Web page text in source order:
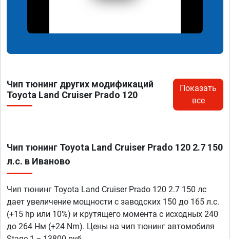
Чип тюнинг других модификаций
Toyota Land Cruiser Prado 120
Показать
все
Чип тюнинг Toyota Land Cruiser Prado 120 2.7 150
л.с. в Иваново
Чип тюнинг Toyota Land Cruiser Prado 120 2.7 150 лс
дает увеличение мощности с заводских 150 до 165 л.с.
(+15 hp или 10%) и крутящего момента с исходных 240
до 264 Нм (+24 Nm). Цены на чип тюнинг автомобиля